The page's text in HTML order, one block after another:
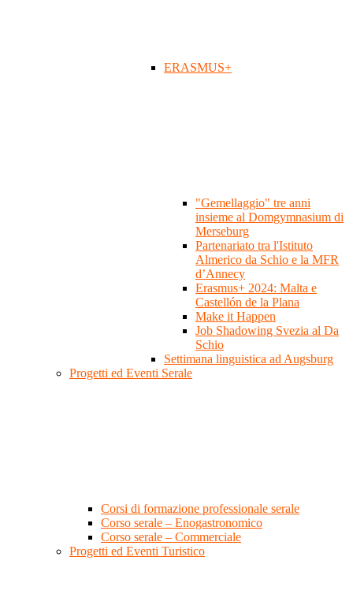
ERASMUS+
"Gemellaggio" tre anni
insieme al Domgymnasium di
Merseburg
Partenariato tra l'Istituto
Almerico da Schio e la MFR
d’Annecy
Erasmus+ 2024: Malta e
Castellón de la Plana
Make it Happen
Job Shadowing Svezia al Da
Schio
Settimana linguistica ad Augsburg
Progetti ed Eventi Serale
Corsi di formazione professionale serale
Corso serale – Enogastronomico
Corso serale – Commerciale
Progetti ed Eventi Turistico